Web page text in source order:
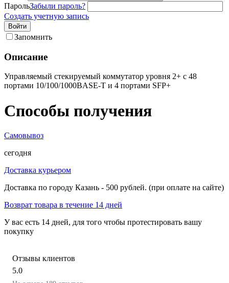
ПарольЗабыли пароль?
Создать учетную запись
Войти
Запомнить
Описание
Управляемый стекируемый коммутатор уровня 2+ с 48
портами 10/100/1000BASE-T и 4 портами SFP+
Способы получения
Самовывоз
сегодня
Доставка курьером
Доставка по городу Казань - 500 рублей. (при оплате на сайте)
Возврат товара в течение 14 дней
У вас есть 14 дней, для того чтобы протестировать вашу
покупку